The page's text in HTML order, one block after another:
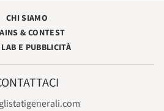
CHI SIAMO
& CONTEST
E PUBBLICITÀ